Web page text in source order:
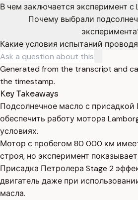
В чем заключается эксперимент с
Почему выбрали
Какие условия испытаний
Generated from the transcript and
the timestamp.
Key Takeaways
Подсолнечное масло с
обеспечить работу мотора
условиях.
Мотор с пробегом 80 000 км
строя, но эксперимент
Присадка Петролера Stage 2
двигатель даже при
масла.